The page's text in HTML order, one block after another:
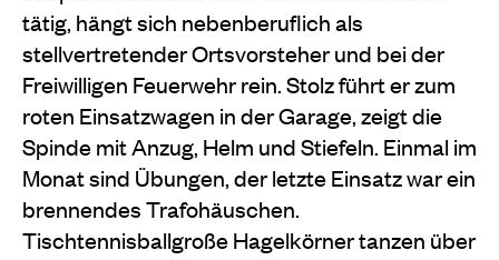
tätig, hängt sich nebenberuflich als
stellvertretender Ortsvorsteher und bei der
Freiwilligen Feuerwehr rein. Stolz führt er zum
roten Einsatzwagen in der Garage, zeigt die
Spinde mit Anzug, Helm und Stiefeln. Einmal im
Monat sind Übungen, der letzte Einsatz war ein
brennendes Trafohäuschen.
Tischtennisballgroße Hagelkörner tanzen über